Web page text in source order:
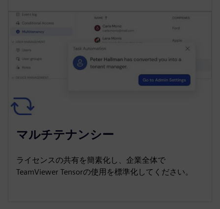
マルチテナンシー
ライセンスの共有を簡素化し、企業全体で
TeamViewer Tensorの使用を標準化してください。